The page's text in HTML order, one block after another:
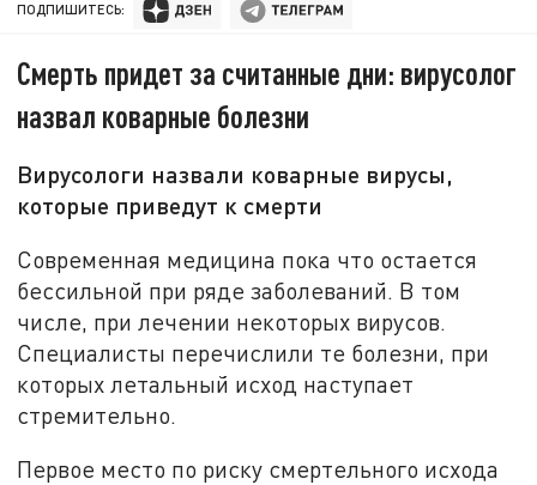
ПОДПИШИТЕСЬ:
Смерть придет за считанные дни: вирусолог
назвал коварные болезни
Вирусологи назвали коварные вирусы,
которые приведут к смерти
Современная медицина пока что остается
бессильной при ряде заболеваний. В том
числе, при лечении некоторых вирусов.
Специалисты перечислили те болезни, при
которых летальный исход наступает
стремительно.
Первое место по риску смертельного исхода